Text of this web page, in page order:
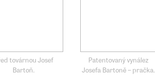
továrnou Josef
Bartoň.
Patentovaný vynález
Josefa Bartoně – pračka.